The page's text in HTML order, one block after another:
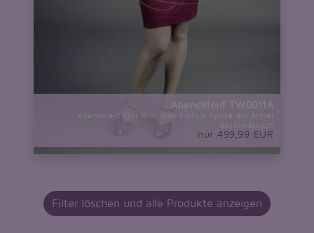
Abendkleid TW0011A
Abendkleid Etui Mini pink fuchsia Spitze ein Ärmel
asymmetrisch
nur 499,99 EUR
Filter löschen und alle Produkte anzeigen